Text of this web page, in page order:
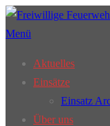
Zum
Inhalt
Menü
Aktuelles
Einsätze
Einsatz
Über uns